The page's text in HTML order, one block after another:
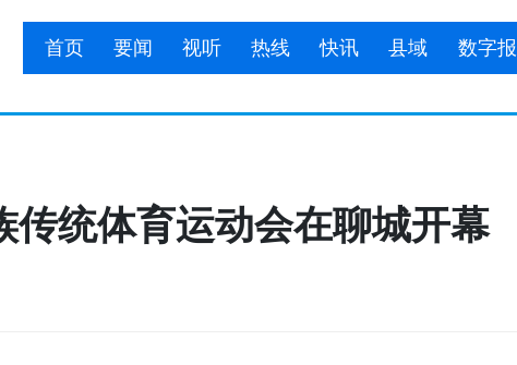
首页 要闻 视听 热线 快讯 县域 数字报
传统体育运动会在聊城开幕